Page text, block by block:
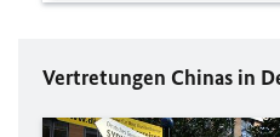
Vertretungen Chinas in